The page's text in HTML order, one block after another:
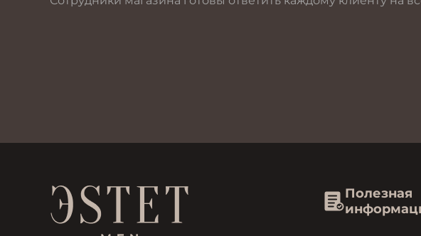
Полезная